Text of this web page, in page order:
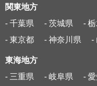
関東地方
- 千葉県
- 茨城県 -
- 東京都
- 神奈川県 -
東海地方
- 三重県
- 岐阜県 -